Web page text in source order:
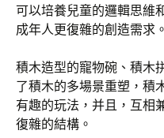
可以培養兒童的邏輯思維
成年人更復雜的創造需求。
積木造型的寵物碗、積
了積木的多場景重塑，積
有趣的玩法，并且，互相
復雜的結構。